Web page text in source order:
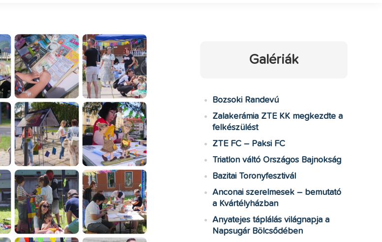
Galériák
Bozsoki Randevú
Zalakerámia ZTE KK megkezdte a
felkészülést
ZTE FC – Paksi FC
Triatlon váltó Országos Bajnokság
Bazitai Toronyfesztivál
Anconai szerelmesek – bemutató
a Kvártélyházban
Anyatejes táplálás világnapja a
Napsugár Bölcsődében